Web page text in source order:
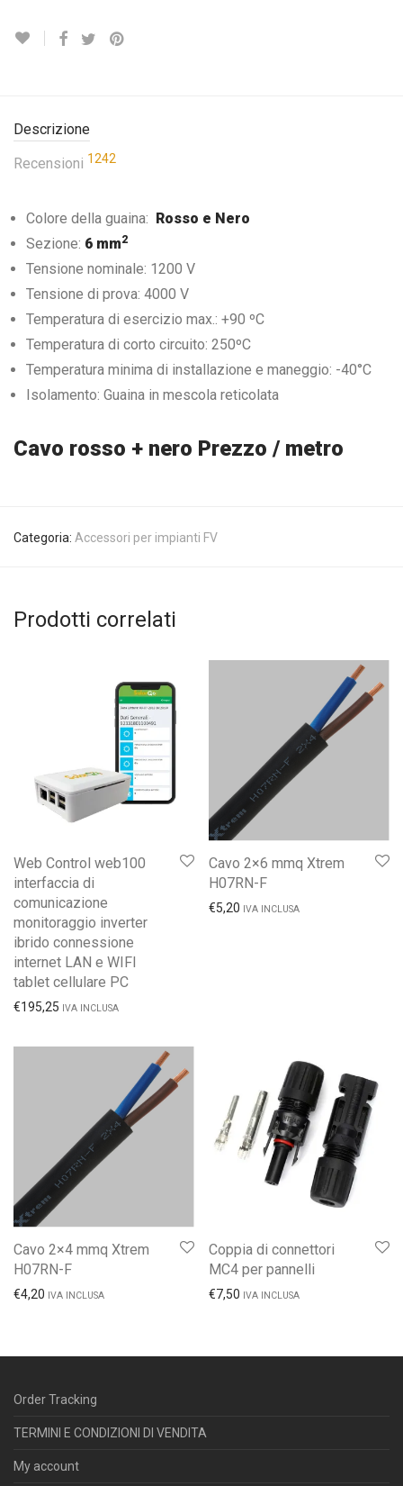
Descrizione
Recensioni 1242
Colore della guaina: Rosso e Nero
Sezione: 6 mm2
Tensione nominale: 1200 V
Tensione di prova: 4000 V
Temperatura di esercizio max.: +90 ºC
Temperatura di corto circuito: 250ºC
Temperatura minima di installazione e maneggio: -40°C
Isolamento: Guaina in mescola reticolata
Cavo rosso + nero Prezzo / metro
Categoria: Accessori per impianti FV
Prodotti correlati
Web Control web100
interfaccia di
comunicazione
monitoraggio inverter
ibrido connessione
internet LAN e WIFI
tablet cellulare PC
€195,25 IVA INCLUSA
Cavo 2×6 mmq Xtrem
H07RN-F
€5,20 IVA INCLUSA
Cavo 2×4 mmq Xtrem
H07RN-F
€4,20 IVA INCLUSA
Coppia di connettori
MC4 per pannelli
€7,50 IVA INCLUSA
Order Tracking
TERMINI E CONDIZIONI DI VENDITA
My account